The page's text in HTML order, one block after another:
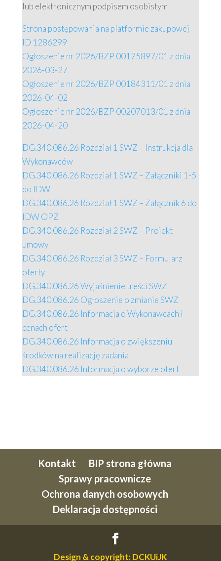
lub elektronicznym podpisem osobistym
Strona postępowania na platformie zakupowej
ID 1286299
Ogłoszenie nr 2026/BZP 00175897/01 z dnia
2026-03-27
Ogłoszenie nr 2026/BZP 00184311/01 z dnia
2026-04-02
Ogłoszenie nr 2026/BZP 00207013/01 z dnia
2026-04-20
DG.340.086.26 Rozdział 1 SWZ – Instrukcja dla
Wykonawców
DG.340.086.26 Rozdział 1 SWZ – Załączniki 1-5
do IDW
DG.340.086.26 Rozdział 1 SWZ – Załącznik 6 do
IDW OPZ
DG.340.086.26 Rozdział 2 SWZ – Projekt
umowy
DG.340.086.26 Rozdział 3 SWZ – Formularz
oferty
DG.340.086.26 Wyjaśnienie treści SWZ
DG.340.086.26 Ogłoszenie o zmianie SWZ
DG.340.086.26 Informacja o Wykonawcach i
cenach ofert
DG.340.086.26 Informacja o zwiększeniu
środków na realizację zadania
DG.340.086.26 Informacja o wyborze ofert
Kontakt
BIP strona główna
Sprawy pracownicze
Ochrona danych osobowych
Deklaracja dostępności
Design & copyright: DCKUiJK